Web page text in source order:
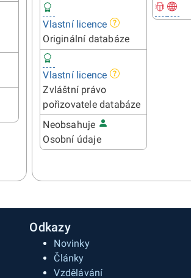
Vlastní licence
Originální databáze
Vlastní licence
Zvláštní právo
pořizovatele databáze
Neobsahuje
Osobní údaje
Odkazy
Novinky
Články
Vzdělávání